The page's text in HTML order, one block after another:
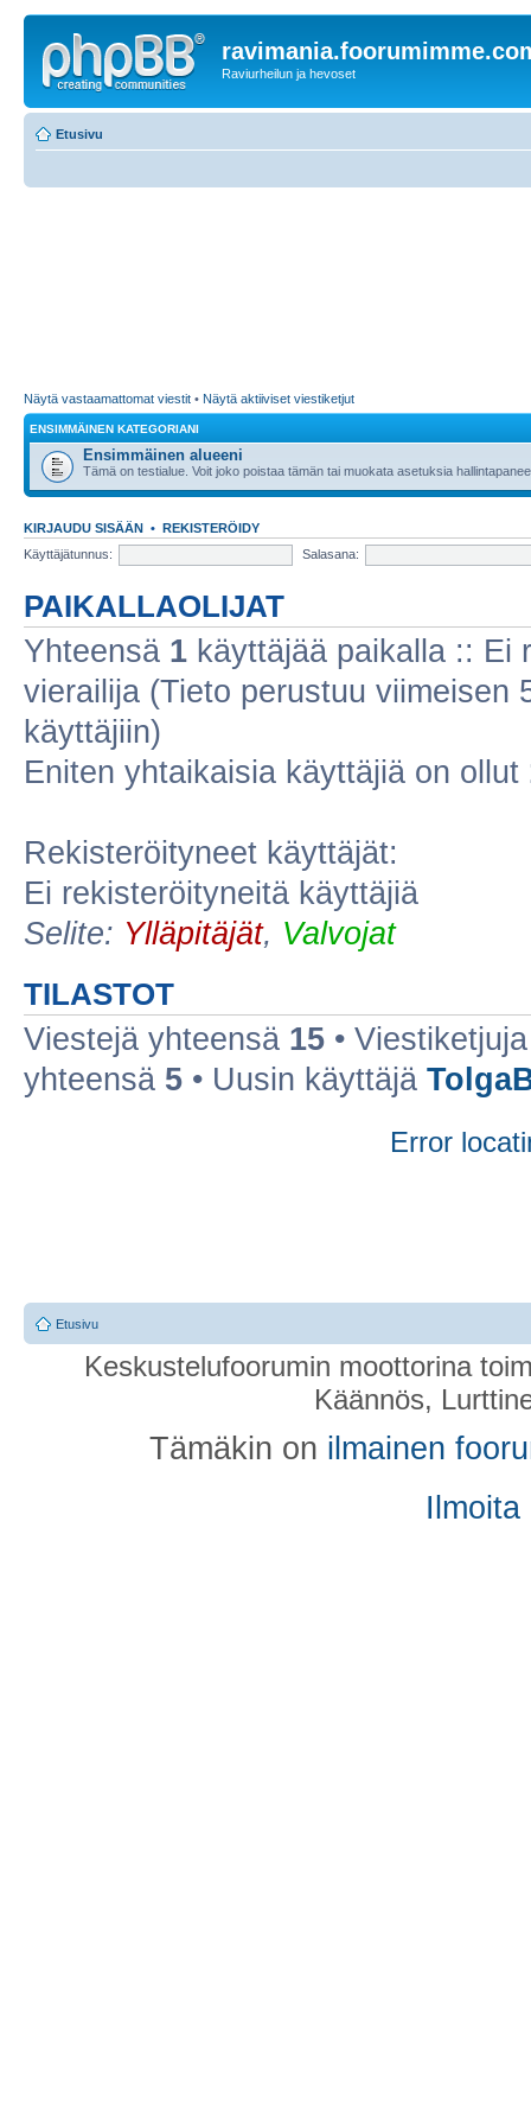
Raviurheilun ja hevoset
Etusivu
Näytä vastaamattomat viestit • Näytä aktiiviset viestiketjut
ENSIMMÄINEN KATEGORIANI
Ensimmäinen alueeni
Tämä on testialue. Voit joko poistaa tämän tai muokata asetuksia
KIRJAUDU SISÄÄN • REKISTERÖIDY
Käyttäjätunnus:
Salasana:
PAIKALLAOLIJAT
Yhteensä 1 käyttäjää paikalla :: Ei
vierailija (Tieto perustuu viimeisen
käyttäjiin)
Eniten yhtaikaisia käyttäjiä on ollut
Rekisteröityneet käyttäjät:
Ei rekisteröityneitä käyttäjiä
Selite: Ylläpitäjät, Valvojat
TILASTOT
Viestejä yhteensä 15 •
yhteensä 5 • Uusin käyttäjä
Error
Etusivu
Keskustelufoorumin moottorina
Käännös,
Tämäkin on ilmainen